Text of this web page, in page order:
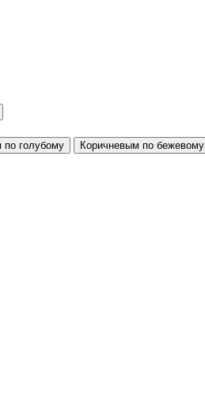
по голубому Коричневым по бежевому